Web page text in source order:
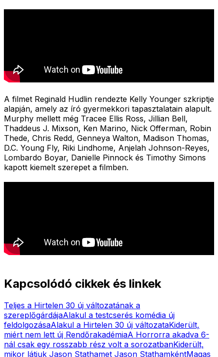
A filmet Reginald Hudlin rendezte Kelly Younger szkriptje
alapján, amely az író gyermekkori tapasztalatain alapult.
Murphy mellett még Tracee Ellis Ross, Jillian Bell,
Thaddeus J. Mixson, Ken Marino, Nick Offerman, Robin
Thede, Chris Redd, Genneya Walton, Madison Thomas,
D.C. Young Fly, Riki Lindhome, Anjelah Johnson-Reyes,
Lombardo Boyar, Danielle Pinnock és Timothy Simons
kapott kiemelt szerepet a filmben.
Kapcsolódó cikkek és linkek
Teljes a Hirtelen 30 új változatának a
szereplőgárdájaAlakul a testcserés komédia új
feldolgozásaAlakul a Hirtelen 30 új változataKiderült,
miért nem lett új RendőrakadémiaA Horrorra akadva 6-
nál csak egy rosszabb rész volt a sorozatbanKiderült,
mikor látjuk Jason Stathamet Jason StathamkéntMagas